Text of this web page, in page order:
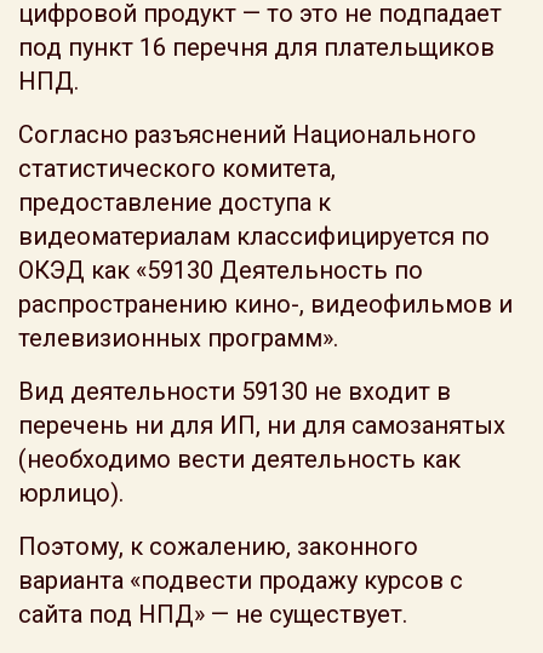
цифровой продукт — то это не подпадает
под пункт 16 перечня для плательщиков
НПД.
Согласно разъяснений Национального
статистического комитета,
предоставление доступа к
видеоматериалам классифицируется по
ОКЭД как «59130 Деятельность по
распространению кино-, видеофильмов и
телевизионных программ».
Вид деятельности 59130 не входит в
перечень ни для ИП, ни для самозанятых
(необходимо вести деятельность как
юрлицо).
Поэтому, к сожалению, законного
варианта «подвести продажу курсов с
сайта под НПД» — не существует.